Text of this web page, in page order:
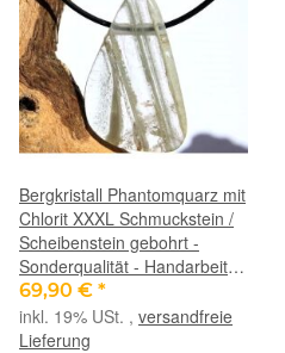
Bergkristall Phantomquarz mit
Chlorit XXXL Schmuckstein /
Scheibenstein gebohrt -
Sonderqualität - Handarbeit -
ca. 5,2 cm x 3,2 cm x 0,8 cm
69,90 € *
inkl. 19% USt. , versandfreie
Lieferung